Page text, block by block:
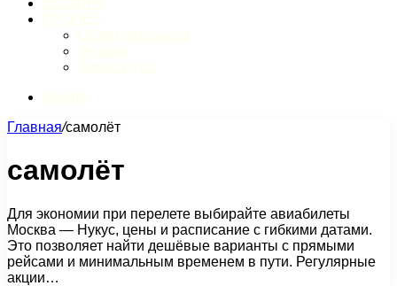
Главная/самолёт
самолёт
Для экономии при перелете выбирайте авиабилеты
Москва — Нукус, цены и расписание с гибкими датами.
Это позволяет найти дешёвые варианты с прямыми
рейсами и минимальным временем в пути. Регулярные
акции…